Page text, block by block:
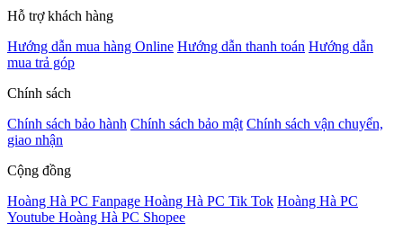
Hỗ trợ khách hàng
Hướng dẫn mua hàng Online Hướng dẫn thanh toán Hướng dẫn
mua trả góp
Chính sách
Chính sách bảo hành Chính sách bảo mật Chính sách vận chuyển,
giao nhận
Cộng đồng
Hoàng Hà PC Fanpage Hoàng Hà PC Tik Tok Hoàng Hà PC
Youtube Hoàng Hà PC Shopee